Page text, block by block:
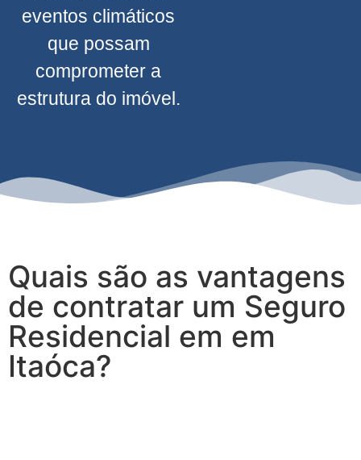
eventos climáticos
que possam
comprometer a
estrutura do imóvel.
Quais são as vantagens
de contratar um Seguro
Residencial em em
Itaóca?